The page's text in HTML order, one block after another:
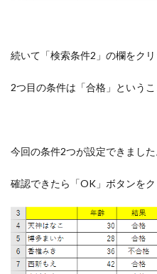
続いて「検索条件2」の欄をクリ
2つ目の条件は「合格」というこ
今回の条件2つが設定できました
確認できたら「OK」ボタンをク